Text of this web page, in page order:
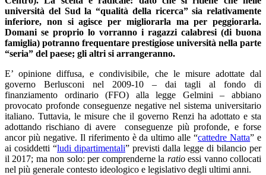
università del Sud la “qualità della ricerca” sia relativamente
inferiore, non si agisce per migliorarla ma per peggiorarla.
Domani se proprio lo vorranno i ragazzi calabresi (di buona
famiglia) potranno frequentare prestigiose università nella parte
“seria” del paese; gli altri si arrangeranno.
E’ opinione diffusa, e condivisibile, che le misure adottate dal
governo Berlusconi nel 2009-10 – dai tagli al fondo di
finanziamento ordinario (FFO) alla legge Gelmini – abbiano
provocato profonde conseguenze negative nel sistema universitario
italiano. Tuttavia, le misure che il governo Renzi ha adottato e sta
adottando rischiano di avere conseguenze più profonde, e forse
ancor più negative. Il riferimento è da ultimo alle “cattedre Natta” e
ai cosiddetti “ludi dipartimentali” previsti dalla legge di bilancio per
il 2017; ma non solo: per comprenderne la ratioessi vanno collocati
nel più generale contesto ideologico e legislativo degli ultimi anni.